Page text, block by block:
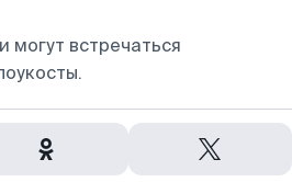
могут встречаться